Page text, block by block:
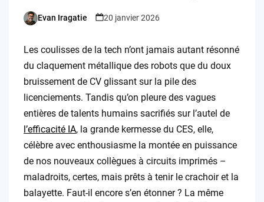
Posted
Evan Iragatie 20 janvier 2026
Les coulisses de la tech n’ont jamais autant résonné
du claquement métallique des robots que du doux
bruissement de CV glissant sur la pile des
licenciements. Tandis qu’on pleure des vagues
entières de talents humains sacrifiés sur l’autel de
l’efficacité IA, la grande kermesse du CES, elle,
célèbre avec enthousiasme la montée en puissance
de nos nouveaux collègues à circuits imprimés –
maladroits, certes, mais prêts à tenir le crachoir et la
balayette. Faut-il encore s’en étonner ? La même